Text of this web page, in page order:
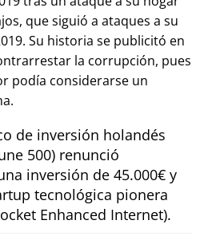
que siguió a ataques a su
Su historia se publicitó en
la corrupción, pues
podía considerarse un
de inversión holandés
500) renunció
inversión de 45.000€ y
tecnológica pionera
Enhanced Internet).